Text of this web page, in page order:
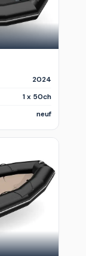
2024
1 x 50ch
neuf